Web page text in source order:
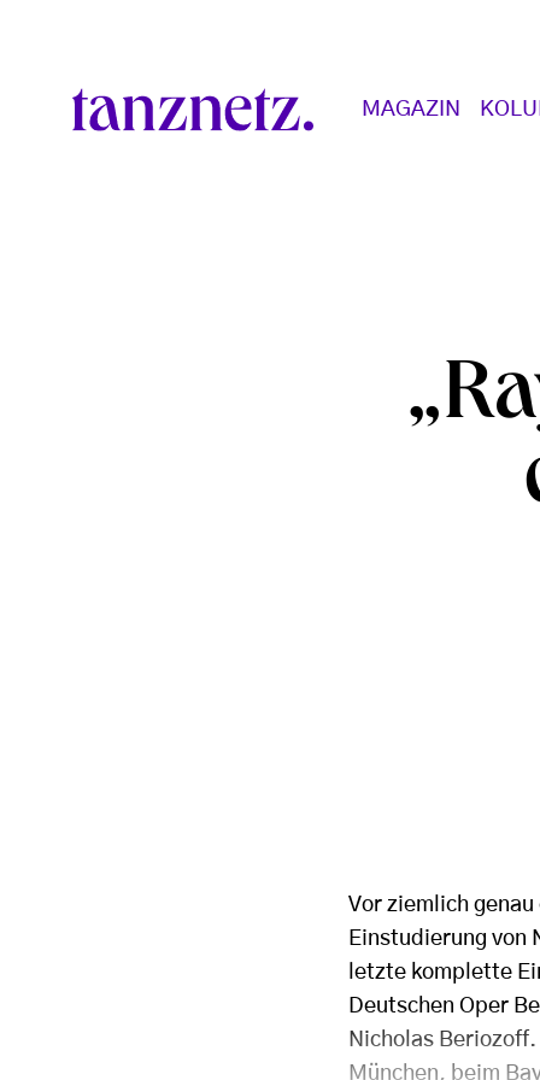
Main navigation
MAGAZIN
Vor ziemlich
Einstudierung von
letzte komplette
Deutschen Oper
Nicholas
München, beim